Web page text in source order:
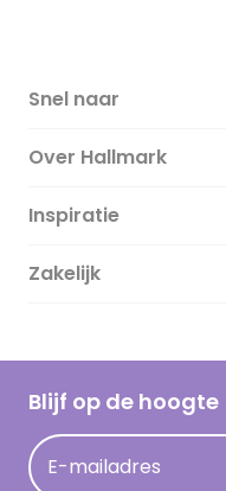
Snel naar
Over Hallmark
Over ons
Duurzaamheid
Hallmark Kaartclub
Acties
Persberichten
Inspiratie
Magazine
Cadeau inspiratie
Kaartinspiratie
Zakelijk
Blijf op de hoogte
E-mailadres